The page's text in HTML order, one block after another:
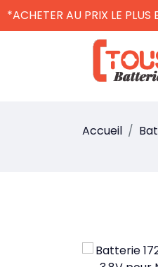
*ACHETER AU PRIX LE
Accueil